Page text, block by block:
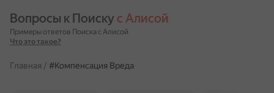
Вопросы к Поиску с Алисой
Примеры ответов Поиска с Алисой
Что это такое?
Главная / #Компенсация Вреда